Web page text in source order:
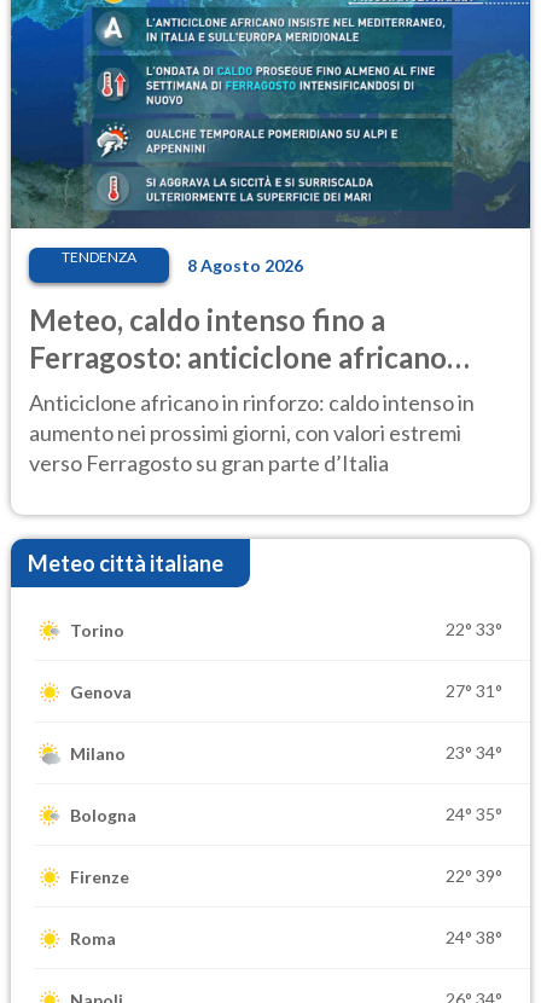
TENDENZA 8 Agosto 2026
Meteo, caldo intenso fino a
Ferragosto: anticiclone africano
ancora protagonista
Anticiclone africano in rinforzo: caldo intenso in
aumento nei prossimi giorni, con valori estremi
verso Ferragosto su gran parte d’Italia
Meteo città italiane
Torino 22° 33°
Genova 27° 31°
Milano 23° 34°
Bologna 24° 35°
Firenze 22° 39°
Roma 24° 38°
26° 34°